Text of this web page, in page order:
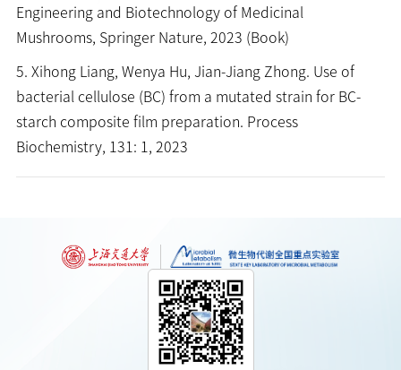
Engineering and Biotechnology of Medicinal
Mushrooms, Springer Nature, 2023 (Book)
5. Xihong Liang, Wenya Hu, Jian-Jiang Zhong. Use of
bacterial cellulose (BC) from a mutated strain for BC-
starch composite film preparation. Process
Biochemistry, 131: 1, 2023